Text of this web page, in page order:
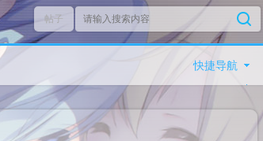
帖子
快捷导航